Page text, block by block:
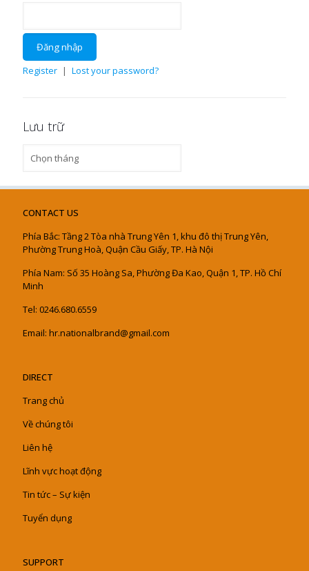
Register | Lost your password?
Lưu trữ
trữ
CONTACT US
Phía Bắc: Tầng 2 Tòa nhà Trung Yên 1, khu đô thị Trung Yên,
Phường Trung Hoà, Quận Cầu Giấy, TP. Hà Nội
Phía Nam: Số 35 Hoàng Sa, Phường Đa Kao, Quận 1, TP. Hồ Chí
Minh
Tel: 0246.680.6559
Email: hr.nationalbrand@gmail.com
DIRECT
Trang chủ
Về chúng tôi
Liên hệ
Lĩnh vực hoạt động
Tin tức – Sự kiện
Tuyển dụng
SUPPORT